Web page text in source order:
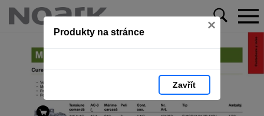
Produkty na stránce ×
Zavřít